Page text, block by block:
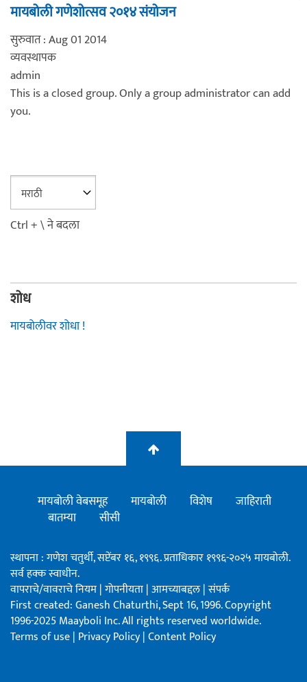
मायबोली गणेशोत्सव २०१४ संयोजन
सुरुवात : Aug 01 2014
व्यवस्थापक
admin
This is a closed group. Only a group administrator can add
you.
Ctrl + \ ने बदला
शोध
मायबोलीवर शोधा !
मायबोली वेबसमूह मायबोली विशेष
जाहिराती
बातम्या
सीसी
स्थापना : गणेश चतुर्थी, सप्टेंबर १६, १९९६. प्रताधिकार १९९६-२०२५ मायबोली.
सर्व हक्क स्वाधीन.
वापराचे/वावराचे नियम|गोपनीयता|आमच्याबद्दल|संपर्क
First created: Ganesh Chaturthi, Sept 16, 1996. Copyright
1996-2025 Maayboli Inc. All rights reserved worldwide.
Terms of use| Privacy Policy|Content Policy